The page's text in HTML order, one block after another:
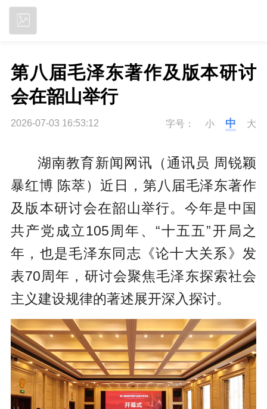
第八届毛泽东著作及版本研讨
会在韶山举行
2026-07-03 16:53:12 字号： 小 中 大
湖南教育新闻网讯（通讯员 周锐颖
暴红博 陈萃）近日，第八届毛泽东著作
及版本研讨会在韶山举行。今年是中国
共产党成立105周年、“十五五”开局之
年，也是毛泽东同志《论十大关系》发
表70周年，研讨会聚焦毛泽东探索社会
主义建设规律的著述展开深入探讨。